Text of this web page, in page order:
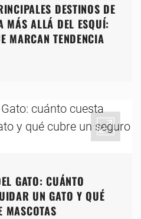
DESTINOS DE
MÁS ALLÁ DEL ESQUÍ:
MARCAN TENDENCIA
GATO: CUÁNTO
UN GATO Y QUÉ
MASCOTAS